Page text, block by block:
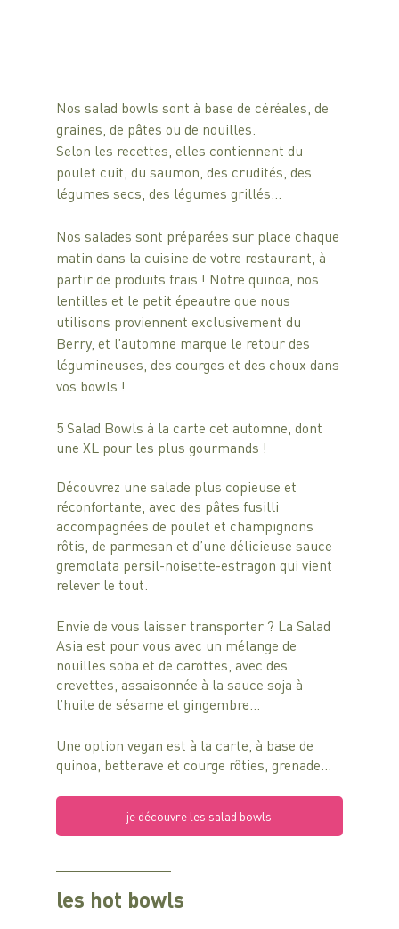
Nos salad bowls sont à base de céréales, de
graines, de pâtes ou de nouilles.
Selon les recettes, elles contiennent du
poulet cuit, du saumon, des crudités, des
légumes secs, des légumes grillés…
Nos salades sont préparées sur place chaque
matin dans la cuisine de votre restaurant, à
partir de produits frais ! Notre quinoa, nos
lentilles et le petit épeautre que nous
utilisons proviennent exclusivement du
Berry, et l’automne marque le retour des
légumineuses, des courges et des choux dans
vos bowls !
5 Salad Bowls à la carte cet automne, dont
une XL pour les plus gourmands !
Découvrez une salade plus copieuse et
réconfortante, avec des pâtes fusilli
accompagnées de poulet et champignons
rôtis, de parmesan et d’une délicieuse sauce
gremolata persil-noisette-estragon qui vient
relever le tout.
Envie de vous laisser transporter ? La Salad
Asia est pour vous avec un mélange de
nouilles soba et de carottes, avec des
crevettes, assaisonnée à la sauce soja à
l’huile de sésame et gingembre…
Une option vegan est à la carte, à base de
quinoa, betterave et courge rôties, grenade…
je découvre les salad bowls
les hot bowls